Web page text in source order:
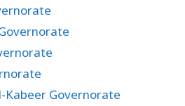
Kabeer Governorate